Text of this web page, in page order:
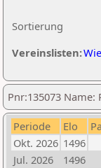
Sortierung
Vereinslisten:
Pnr:135073 Name:
Periode Elo
Okt. 2026 1496
Jul. 2026
1496